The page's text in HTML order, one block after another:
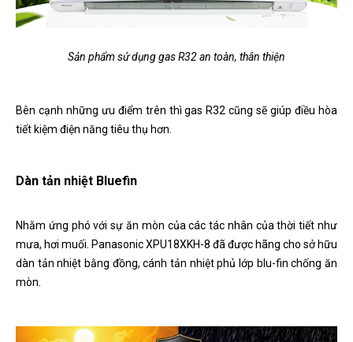
Sản phẩm sử dụng gas R32 an toàn, thân thiện
Bên cạnh những ưu điểm trên thì gas R32 cũng sẽ giúp điều hòa
tiết kiệm điện năng tiêu thụ hơn.
Dàn tản nhiệt Bluefin
Nhằm ứng phó với sự ăn mòn của các tác nhân của thời tiết như
mưa, hơi muối. Panasonic XPU18XKH-8 đã được hãng cho sở hữu
dàn tản nhiệt bằng đồng, cánh tản nhiệt phủ lớp blu-fin chống ăn
mòn.